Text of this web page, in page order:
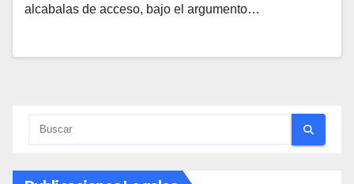
alcabalas de acceso, bajo el argumento…